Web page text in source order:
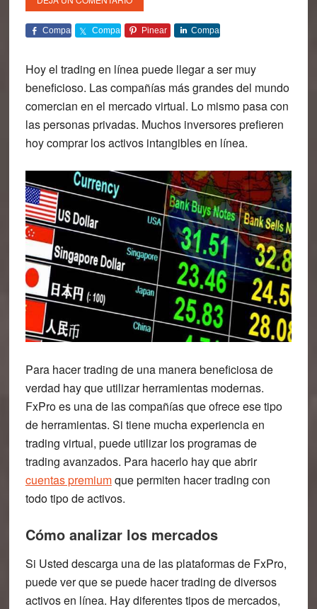
Comparte Comparte Pinear Comparte
Hoy el trading en línea puede llegar a ser muy
beneficioso. Las compañías más grandes del mundo
comercian en el mercado virtual. Lo mismo pasa con
las personas privadas. Muchos inversores prefieren
hoy comprar los activos intangibles en línea.
Para hacer trading de una manera beneficiosa de
verdad hay que utilizar herramientas modernas.
FxPro es una de las compañías que ofrece ese tipo
de herramientas. Si tiene mucha experiencia en
trading virtual, puede utilizar los programas de
trading avanzados. Para hacerlo hay que abrir
cuentas premiumque permiten hacer trading con
todo tipo de activos.
Cómo analizar los mercados
Si Usted descarga una de las plataformas de FxPro,
puede ver que se puede hacer trading de diversos
activos en línea. Hay diferentes tipos de mercados,